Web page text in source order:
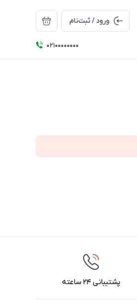
ورود / ثبت‌نام
۰۲۱۰۰۰۰۰۰۰۰
پشتیبانی ۲۴ ساعته